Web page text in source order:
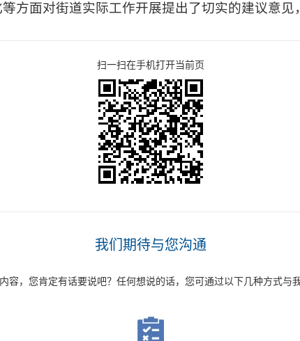
方面对街道实际工作开展提出了切实的建议意见
扫一扫在手机打开当前页
我们期待与您沟通
容，您肯定有话要说吧？任何想说的话，您可通过以下几种方式与